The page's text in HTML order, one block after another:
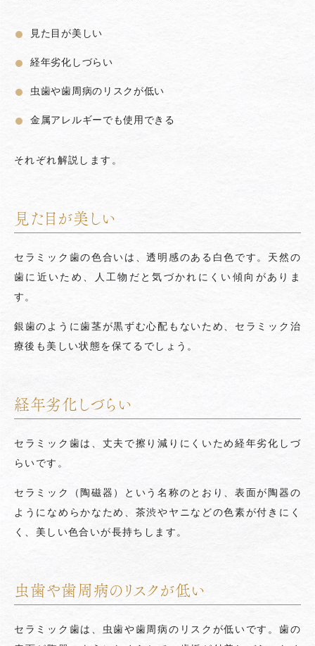
見た目が美しい
経年劣化しづらい
虫歯や歯周病のリスクが低い
金属アレルギーでも使用できる
それぞれ解説します。
見た目が美しい
セラミック歯の色合いは、透明感のある白色です。天然の
歯に近いため、人工物だと気づかれにくい傾向がありま
す。
銀歯のように歯茎が黒ずむ心配もないため、セラミック治
療後も美しい状態を保てるでしょう。
経年劣化しづらい
セラミック歯は、丈夫で擦り減りにくいため経年劣化しづ
らいです。
セラミック（陶磁器）という名称のとおり、表面が陶器の
ようになめらかなため、茶渋やヤニなどの色素が付きにく
く、美しい色合いが長持ちします。
虫歯や歯周病のリスクが低い
セラミック歯は、虫歯や歯周病のリスクが低いです。歯の